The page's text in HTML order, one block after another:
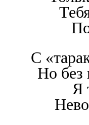
С
Но
Я